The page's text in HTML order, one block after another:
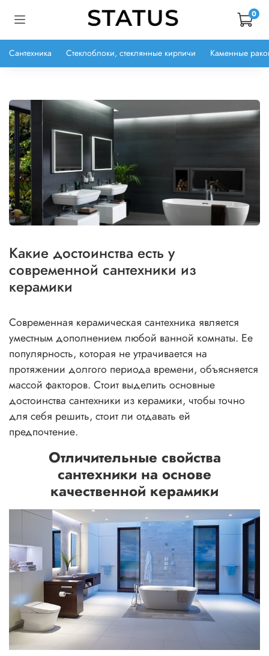
0
Сантехника Стеклоблоки, стеклянные кирпичи Каменные
Какие достоинства есть у
современной сантехники из
керамики
Современная керамическая сантехника является
уместным дополнением любой ванной комнаты. Ее
популярность, которая не утрачивается на
протяжении долгого периода времени, объясняется
массой факторов. Стоит выделить основные
достоинства сантехники из керамики, чтобы точно
для себя решить, стоит ли отдавать ей
предпочтение.
Отличительные свойства
сантехники на основе
качественной керамики